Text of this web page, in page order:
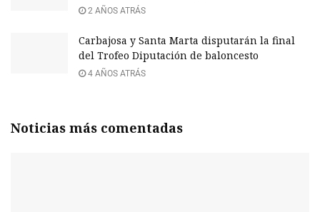
2 AÑOS ATRÁS
Carbajosa y Santa Marta disputarán la final
del Trofeo Diputación de baloncesto
4 AÑOS ATRÁS
Noticias más comentadas